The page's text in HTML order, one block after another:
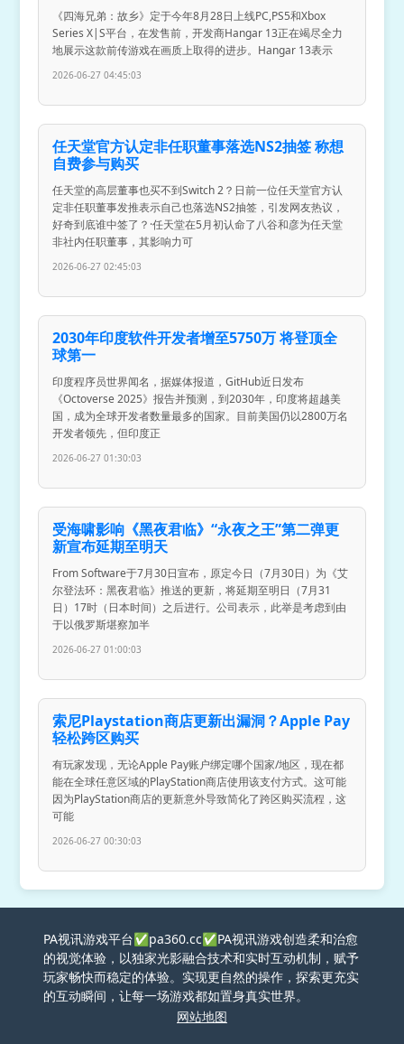
《四海兄弟：故乡》定于今年8月28日上线PC,PS5和Xbox
Series X|S平台，在发售前，开发商Hangar 13正在竭尽全力
地展示这款前传游戏在画质上取得的进步。Hangar 13表示
2026-06-27 04:45:03
任天堂官方认定非任职董事落选NS2抽签 称想
自费参与购买
任天堂的高层董事也买不到Switch 2？日前一位任天堂官方认
定非任职董事发推表示自己也落选NS2抽签，引发网友热议，
好奇到底谁中签了？·任天堂在5月初认命了八谷和彦为任天堂
非社内任职董事，其影响力可
2026-06-27 02:45:03
2030年印度软件开发者增至5750万 将登顶全
球第一
印度程序员世界闻名，据媒体报道，GitHub近日发布
《Octoverse 2025》报告并预测，到2030年，印度将超越美
国，成为全球开发者数量最多的国家。目前美国仍以2800万名
开发者领先，但印度正
2026-06-27 01:30:03
受海啸影响《黑夜君临》“永夜之王”第二弹更
新宣布延期至明天
From Software于7月30日宣布，原定今日（7月30日）为《艾
尔登法环：黑夜君临》推送的更新，将延期至明日（7月31
日）17时（日本时间）之后进行。公司表示，此举是考虑到由
于以俄罗斯堪察加半
2026-06-27 01:00:03
索尼Playstation商店更新出漏洞？Apple Pay
轻松跨区购买
有玩家发现，无论Apple Pay账户绑定哪个国家/地区，现在都
能在全球任意区域的PlayStation商店使用该支付方式。这可能
因为PlayStation商店的更新意外导致简化了跨区购买流程，这
可能
2026-06-27 00:30:03
PA视讯游戏平台✅pa360.cc✅PA视讯游戏创造柔和治愈
的视觉体验，以独家光影融合技术和实时互动机制，赋予
玩家畅快而稳定的体验。实现更自然的操作，探索更充实
的互动瞬间，让每一场游戏都如置身真实世界。
网站地图